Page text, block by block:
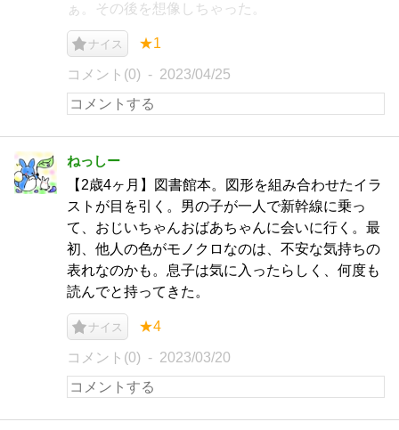
ぁ。その後を想像しちゃった。
ナイス ★1
コメント(0) 2023/04/25
ねっしー
【2歳4ヶ月】図書館本。図形を組み合わせたイラ
ストが目を引く。男の子が一人で新幹線に乗っ
て、おじいちゃんおばあちゃんに会いに行く。最
初、他人の色がモノクロなのは、不安な気持ちの
表れなのかも。息子は気に入ったらしく、何度も
読んでと持ってきた。
ナイス ★4
コメント(0) 2023/03/20